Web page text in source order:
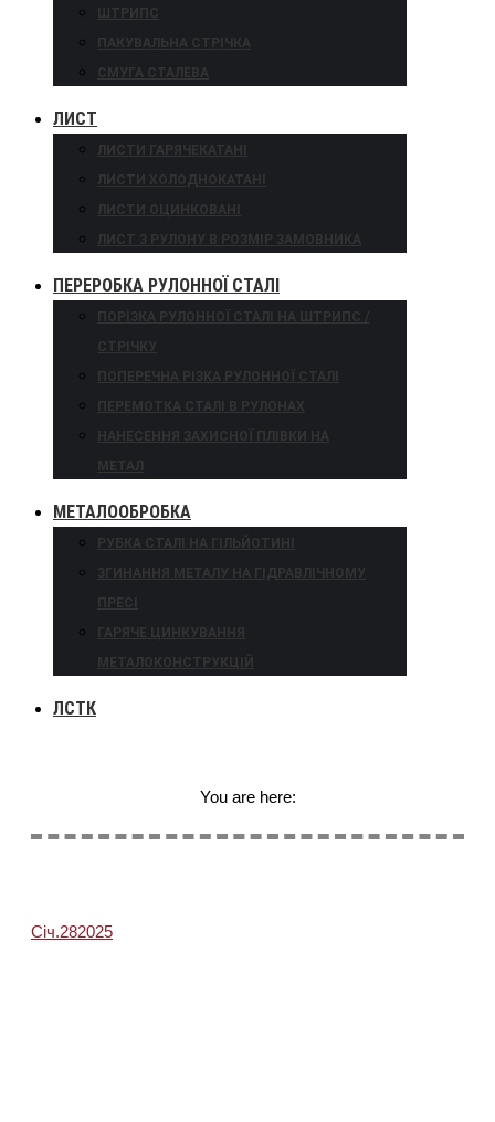
ШТРИПС
ПАКУВАЛЬНА СТРІЧКА
СМУГА СТАЛЕВА
ЛИСТ
ЛИСТИ ГАРЯЧЕКАТАНІ
ЛИСТИ ХОЛОДНОКАТАНІ
ЛИСТИ ОЦИНКОВАНІ
ЛИСТ З РУЛОНУ В РОЗМІР ЗАМОВНИКА
ПЕРЕРОБКА РУЛОННОЇ СТАЛІ
ПОРІЗКА РУЛОННОЇ СТАЛІ НА ШТРИПС /
СТРІЧКУ
ПОПЕРЕЧНА РІЗКА РУЛОННОЇ СТАЛІ
ПЕРЕМОТКА СТАЛІ В РУЛОНАХ
НАНЕСЕННЯ ЗАХИСНОЇ ПЛІВКИ НА
МЕТАЛ
МЕТАЛООБРОБКА
РУБКА СТАЛІ НА ГІЛЬЙОТИНІ
ЗГИНАННЯ МЕТАЛУ НА ГІДРАВЛІЧНОМУ
ПРЕСІ
ГАРЯЧЕ ЦИНКУВАННЯ
МЕТАЛОКОНСТРУКЦІЙ
ЛСТК
You are here:
Січ.282025